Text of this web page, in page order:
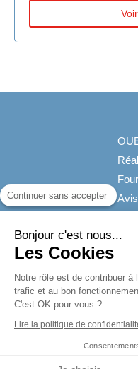
Avis
©2019 OUEST
Création et référencement
Ce site a été proposé par
La
Continuer sans accepter
Bonjour c'est nous...
Les Cookies
Notre rôle est de contribuer à
trafic et au bon
C'est OK pour vous ?
Lire la politique de